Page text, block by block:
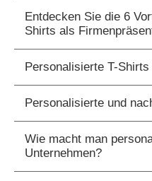
Entdecken Sie die 6
Shirts als
Personalisierte T-
Personalisierte und
Wie macht man
Unternehmen?